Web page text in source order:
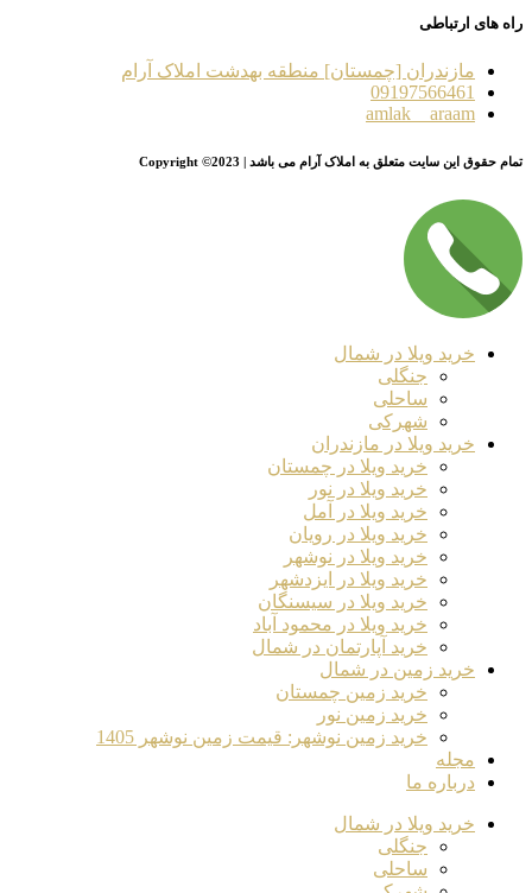
راه های ارتباطی
مازندران [چمستان] منطقه بهدشت املاک آرام
09197566461
amlak__araam
تمام حقوق این سایت متعلق به املاک آرام می باشد | Copyright ©2023
خرید ویلا در شمال
جنگلی
ساحلی
شهرکی
خرید ویلا در مازندران
خرید ویلا در چمستان
خرید ویلا در نور
خرید ویلا در آمل
خرید ویلا در رویان
خرید ویلا در نوشهر
خرید ویلا در ایزدشهر
خرید ویلا در سیسنگان
خرید ویلا در محمود آباد
خرید آپارتمان در شمال
خرید زمین در شمال
خرید زمین چمستان
خرید زمین نور
خرید زمین نوشهر: قیمت زمین نوشهر 1405
مجله
درباره ما
خرید ویلا در شمال
جنگلی
ساحلی